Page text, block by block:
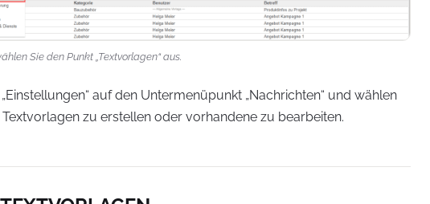
Sie den Punkt „Textvorlagen“ aus.
auf den Untermenüpunkt „Nachrichten“ und wählen
Textvorlagen zu erstellen oder vorhandene zu bearbeiten.